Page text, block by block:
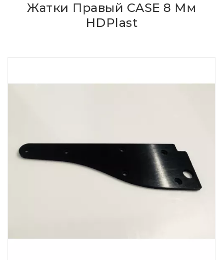
Жатки Правый CASE 8 Мм
HDPlast